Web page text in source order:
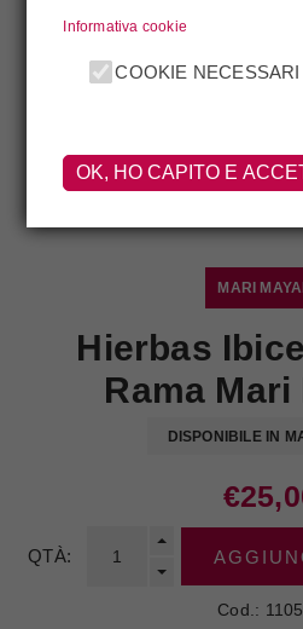
MARI
Hierbas
Rama Mari
DISPONIBILE IN
QTÀ:
Cod.:
Informativa cookie
COOKIE NECESSARI
OK, HO CAPITO E